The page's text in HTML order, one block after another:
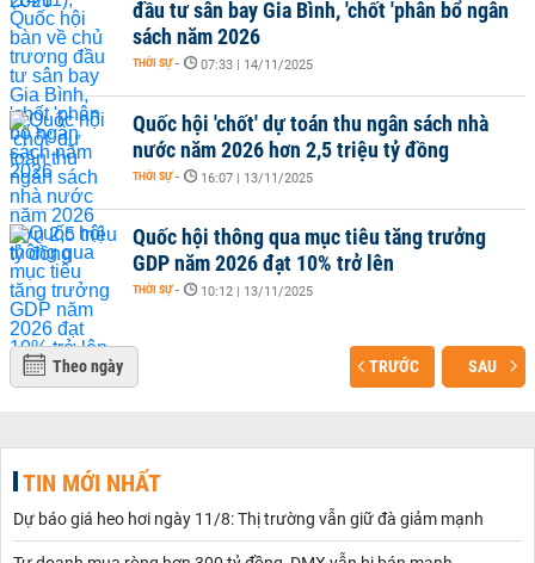
đầu tư sân bay Gia Bình, 'chốt 'phân bổ ngân
sách năm 2026
THỜI SỰ - 07:33 | 14/11/2025
Quốc hội 'chốt' dự toán thu ngân sách nhà
nước năm 2026 hơn 2,5 triệu tỷ đồng
THỜI SỰ - 16:07 | 13/11/2025
Quốc hội thông qua mục tiêu tăng trưởng
GDP năm 2026 đạt 10% trở lên
THỜI SỰ - 10:12 | 13/11/2025
Theo ngày TRƯỚC SAU
TIN MỚI NHẤT
Dự báo giá heo hơi ngày 11/8: Thị trường vẫn giữ đà giảm mạnh